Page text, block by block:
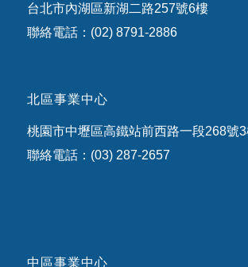
台北市內湖區新湖二路257號6樓
聯絡電話：(02) 8791-2886
北區事業中心
桃園市中壢區高鐵站前西路一段268號
聯絡電話：(03) 287-2657
中區事業中心